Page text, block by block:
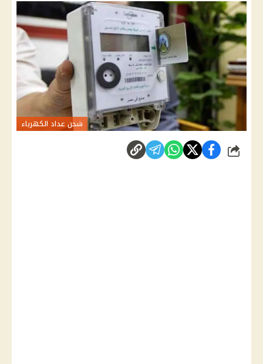
شحن عداد الكهرباء
شارك